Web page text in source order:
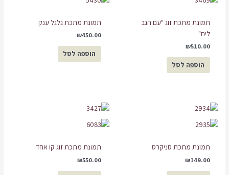
תמונת מתכת זוג "עם הגב
לים"
₪510.00
הוספה לסל
תמונת מתכת גלגל ענק
₪450.00
הוספה לסל
תמונת מתכת סניקרס
₪149.00
תמונת מתכת זוג קו אחד
₪550.00